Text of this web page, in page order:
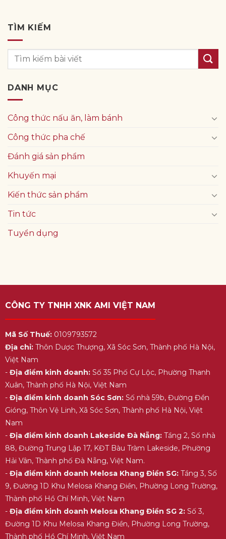
TÌM KIẾM
DANH MỤC
Công thức nấu ăn, làm bánh
Công thức pha chế
Đánh giá sản phẩm
Khuyến mại
Kiến thức sản phẩm
Tin tức
Tuyển dụng
CÔNG TY TNHH XNK AMI VIỆT NAM
Mã Số Thuế:0109793572
Địa chỉ:Thôn Dược Thượng, Xã Sóc Sơn, Thành phố Hà Nội,
Việt Nam
- Địa điểm kinh doanh:Số 35 Phố Cự Lộc, Phường Thanh
Xuân, Thành phố Hà Nội, Việt Nam
- Địa điểm kinh doanh Sóc Sơn:Số nhà 59b, Đường Đền
Gióng, Thôn Vệ Linh, Xã Sóc Sơn, Thành phố Hà Nội, Việt
Nam
- Địa điểm kinh doanh Lakeside Đà Nẵng:Tầng 2, Số nhà
88, Đường Trung Lập 17, KĐT Bàu Tràm Lakeside, Phường
Hải Vân, Thành phố Đà Nẵng, Việt Nam.
- Địa điểm kinh doanh Melosa Khang Điền SG:Tầng 3, Số
9, Đường 1D Khu Melosa Khang Điền, Phường Long Trường,
Thành phố Hồ Chí Minh, Việt Nam
- Địa điểm kinh doanh Melosa Khang Điền SG 2:Số 3,
Đường 1D Khu Melosa Khang Điền, Phường Long Trường,
Thành phố Hồ Chí Minh, Việt Nam